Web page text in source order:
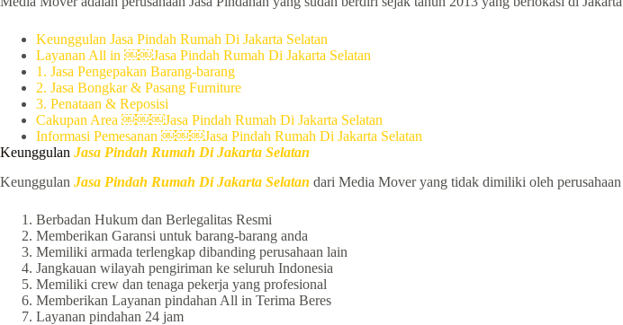
Keunggulan Jasa Pindah Rumah Di Jakarta Selatan
Layanan All in ￼￼Jasa Pindah Rumah Di Jakarta Selatan
1. Jasa Pengepakan Barang-barang
2. Jasa Bongkar & Pasang Furniture
3. Penataan & Reposisi
Cakupan Area ￼￼￼Jasa Pindah Rumah Di Jakarta Selatan
Informasi Pemesanan ￼￼￼Jasa Pindah Rumah Di Jakarta Selatan
Keunggulan Jasa Pindah Rumah Di Jakarta Selatan
Keunggulan Jasa Pindah Rumah Di Jakarta Selatan dari Media Mover yang tidak dimiliki oleh perusahaan
Berbadan Hukum dan Berlegalitas Resmi
Memberikan Garansi untuk barang-barang anda
Memiliki armada terlengkap dibanding perusahaan lain
Jangkauan wilayah pengiriman ke seluruh Indonesia
Memiliki crew dan tenaga pekerja yang profesional
Memberikan Layanan pindahan All in Terima Beres
Layanan pindahan 24 jam